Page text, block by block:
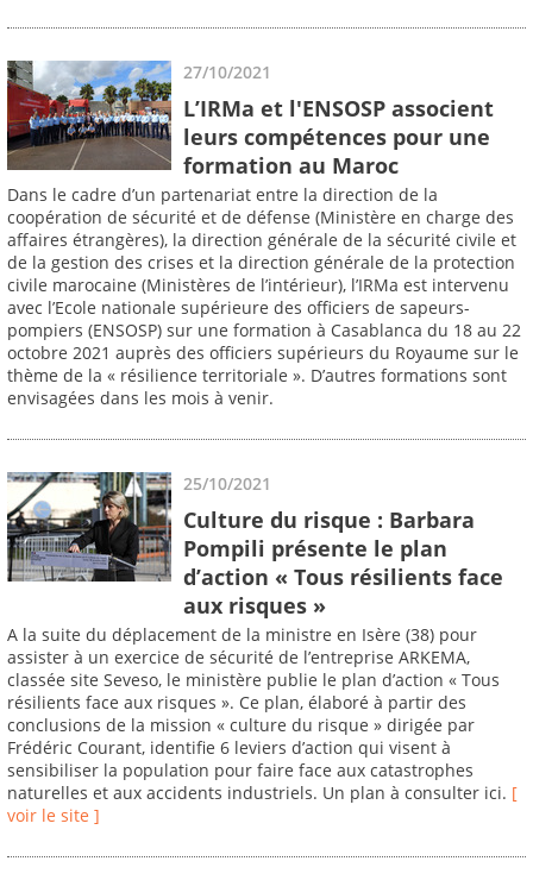
27/10/2021
L’IRMa et l'ENSOSP associent
leurs compétences pour une
formation au Maroc
Dans le cadre d’un partenariat entre la direction de la
coopération de sécurité et de défense (Ministère en charge des
affaires étrangères), la direction générale de la sécurité civile et
de la gestion des crises et la direction générale de la protection
civile marocaine (Ministères de l’intérieur), l’IRMa est intervenu
avec l’Ecole nationale supérieure des officiers de sapeurs-
pompiers (ENSOSP) sur une formation à Casablanca du 18 au 22
octobre 2021 auprès des officiers supérieurs du Royaume sur le
thème de la « résilience territoriale ». D’autres formations sont
envisagées dans les mois à venir.
25/10/2021
Culture du risque : Barbara
Pompili présente le plan
d’action « Tous résilients face
aux risques »
A la suite du déplacement de la ministre en Isère (38) pour
assister à un exercice de sécurité de l’entreprise ARKEMA,
classée site Seveso, le ministère publie le plan d’action « Tous
résilients face aux risques ». Ce plan, élaboré à partir des
conclusions de la mission « culture du risque » dirigée par
Frédéric Courant, identifie 6 leviers d’action qui visent à
sensibiliser la population pour faire face aux catastrophes
naturelles et aux accidents industriels. Un plan à consulter ici. [
voir le site ]